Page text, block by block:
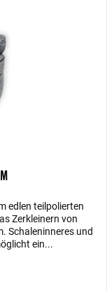
edlen teilpolierten
Zerkleinern von
Schaleninneres und
ein...